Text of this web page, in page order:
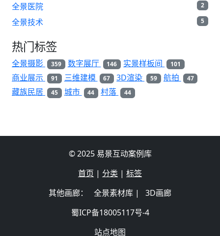
全景医院 2
全景技术 5
热门标签
全景摄影 359 数字展厅 146 实景样板间 101
商业展示 91 三维建模 67 3D渲染 59 航拍 47
藏族民居 45 城市 44 村落 44
© 2025 易景互动案例库
首页 | 分类 | 标签
其他画廊：
全景素材库 |
3D画廊
蜀ICP备18005117号-4
站点地图